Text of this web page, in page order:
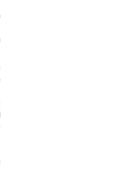
caso di conflitto o incoerenza tra la
Generali del Servizio” e la
Specifici di alcuni Servizi”,
le condizioni contenute nella
quanto riguarda l’utilizzo dei
può, né può consentire ad altri
per scopi illegali o fraudolenti,
esemplificativo ma non esaustivo,
porte, invio di spam, invio di e-
o disattivazione, scansione di
aperti, invio di e-mail non
versione o tipo di e-mail
quantità anche se indirizzata